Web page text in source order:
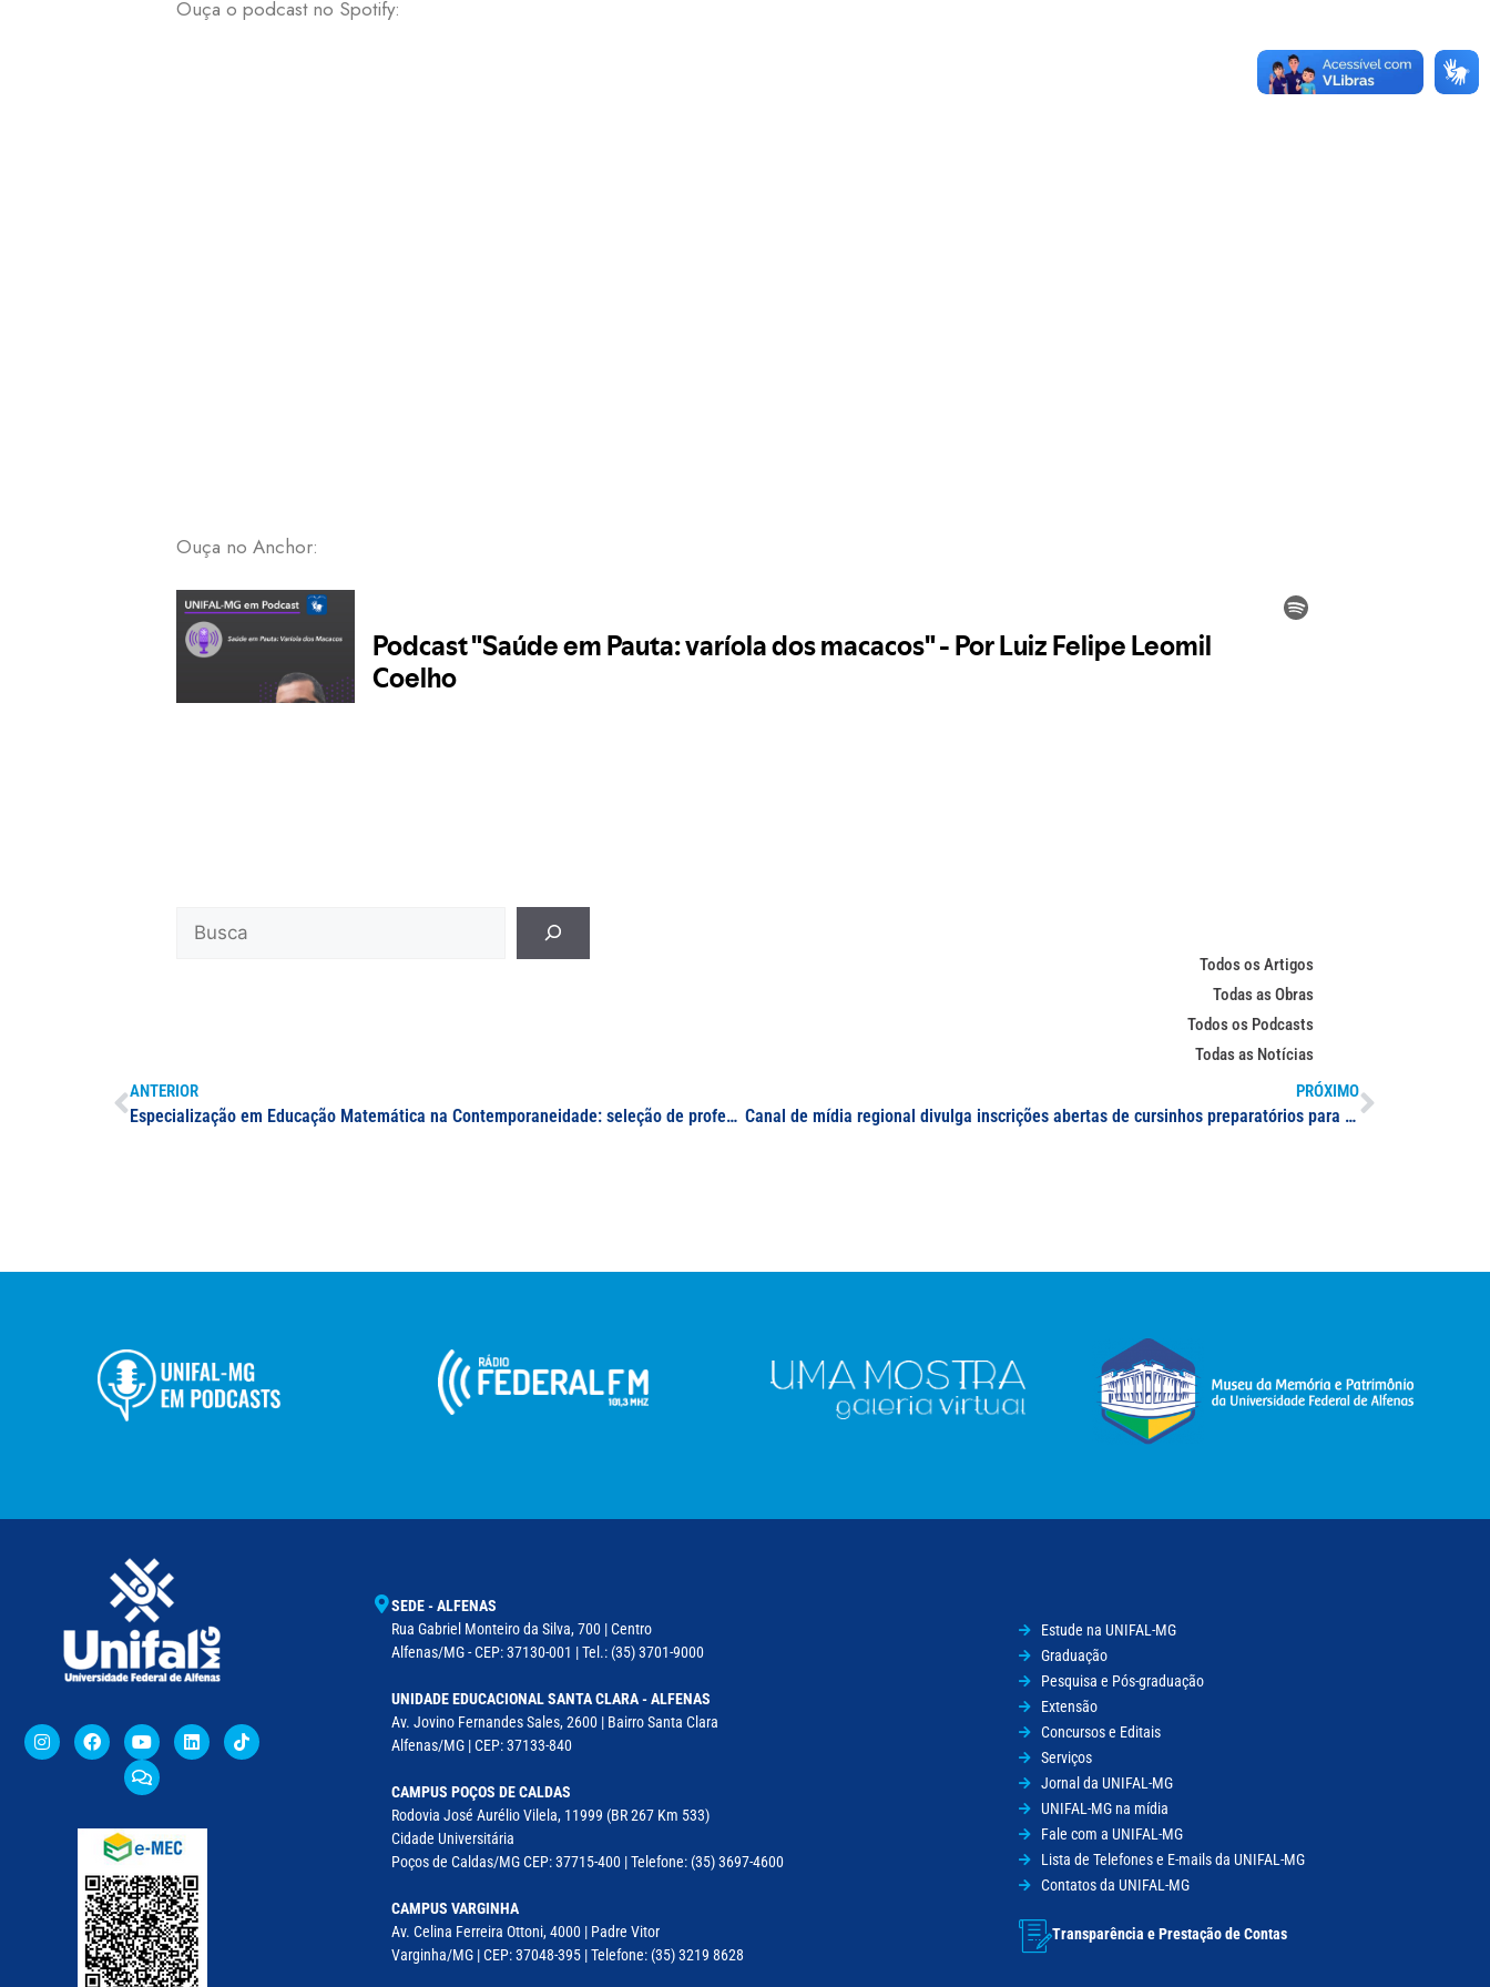
Ouça o podcast no Spotify:
Ouça no Anchor:
Todos os Artigos
Todas as Obras
Todos os Podcasts
Todas as Notícias
ANTERIOR
Especialização em Educação Matemática na Contemporaneidade: seleção de professor(a) formador(a) e professor(a) conteudista
PRÓXIMO
Canal de mídia regional divulga inscrições abertas de cursinhos preparatórios para o Enem gratuito oferecidos pela UNIFAL-MG
SEDE - ALFENAS
Rua Gabriel Monteiro da Silva, 700 | Centro
Alfenas/MG - CEP: 37130-001 | Tel.: (35) 3701-9000
UNIDADE EDUCACIONAL SANTA CLARA - ALFENAS
Av. Jovino Fernandes Sales, 2600 | Bairro Santa Clara
Alfenas/MG | CEP: 37133-840
CAMPUS POÇOS DE CALDAS
Rodovia José Aurélio Vilela, 11999 (BR 267 Km 533)
Cidade Universitária
Poços de Caldas/MG CEP: 37715-400 | Telefone: (35) 3697-4600
CAMPUS VARGINHA
Av. Celina Ferreira Ottoni, 4000 | Padre Vitor
Varginha/MG | CEP: 37048-395 | Telefone: (35) 3219 8628
Estude na UNIFAL-MG
Graduação
Pesquisa e Pós-graduação
Extensão
Concursos e Editais
Serviços
Jornal da UNIFAL-MG
UNIFAL-MG na mídia
Fale com a UNIFAL-MG
Lista de Telefones e E-mails da UNIFAL-MG
Contatos da UNIFAL-MG
Transparência e Prestação de Contas